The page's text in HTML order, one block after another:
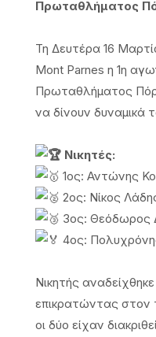
Πρωταθλήματος
Τη Δευτέρα 16
Mont Parnes η 1η
Πρωταθλήματος
να δίνουν δυναμικά
Νικητές:
1ος: Αντώνης
2ος: Νίκος
3ος: Θεόδωρος
4ος:
Νικητής
επικρατώντας στον
οι δύο είχαν